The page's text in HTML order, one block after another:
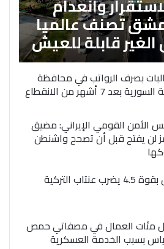
تصنف عالميا
قابلة للعيش
بصرف الرواتب في محافظة
بعد 7 أشهر من الانقطاع
الأمن القومي الإيراني: مضيق
لن يفتح قبل أن تصحح واشنطن
عنتاب التركية
مئات العمال في مصفاتي حمص
بسبب الخدمة العسكرية